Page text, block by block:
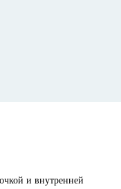
и внутренней